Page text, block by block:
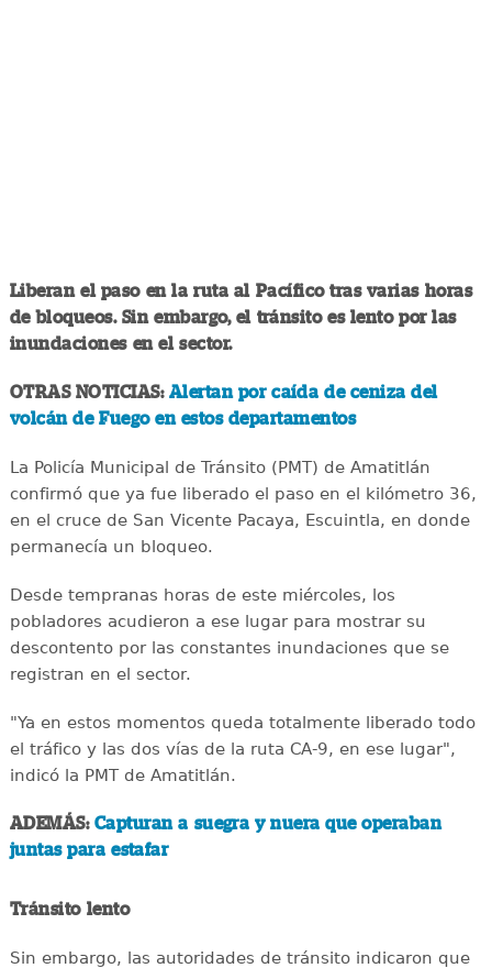
Liberan el paso en la ruta al Pacífico tras varias horas
de bloqueos. Sin embargo, el tránsito es lento por las
inundaciones en el sector.
OTRAS NOTICIAS: Alertan por caída de ceniza del
volcán de Fuego en estos departamentos
La Policía Municipal de Tránsito (PMT) de Amatitlán
confirmó que ya fue liberado el paso en el kilómetro 36,
en el cruce de San Vicente Pacaya, Escuintla, en donde
permanecía un bloqueo.
Desde tempranas horas de este miércoles, los
pobladores acudieron a ese lugar para mostrar su
descontento por las constantes inundaciones que se
registran en el sector.
"Ya en estos momentos queda totalmente liberado todo
el tráfico y las dos vías de la ruta CA-9, en ese lugar",
indicó la PMT de Amatitlán.
ADEMÁS: Capturan a suegra y nuera que operaban
juntas para estafar
Tránsito lento
Sin embargo, las autoridades de tránsito indicaron que